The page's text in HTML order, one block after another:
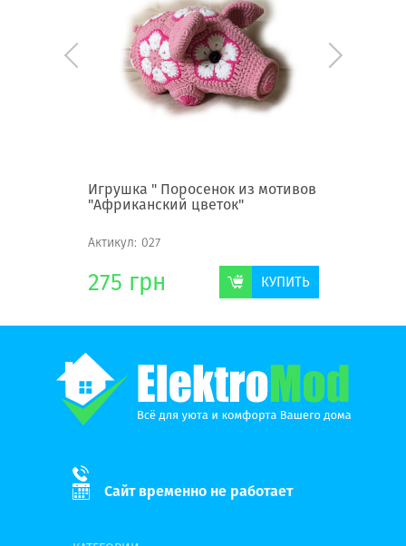
Игрушка " Поросенок из мотивов
"Африканский цветок"
Актикул: 027
275 грн КУПИТЬ
Сайт временно не работает